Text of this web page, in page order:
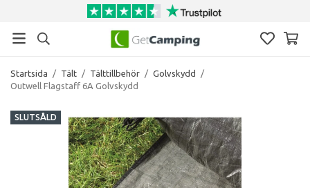
Startsida / Tält / Tälttillbehör / Golvskydd
/
Outwell Flagstaff 6A Golvskydd
SLUTSÅLD